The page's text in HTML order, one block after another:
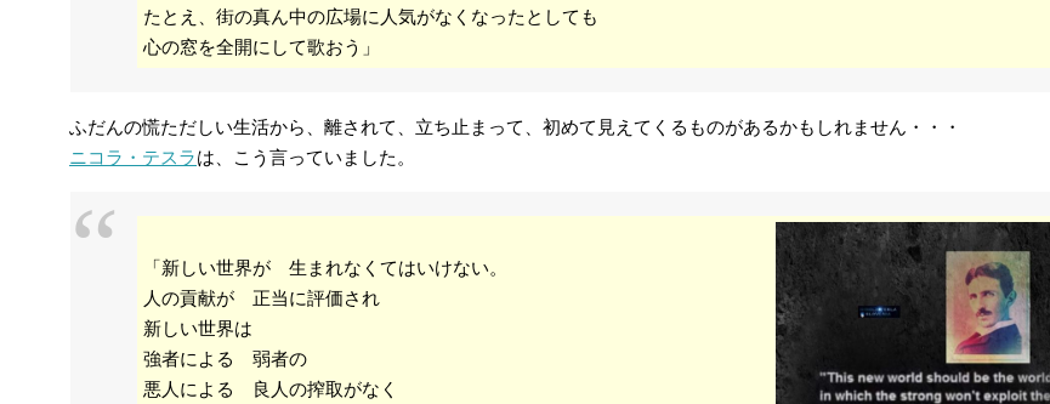
たとえ、街の真ん中の広場に人気がなくなったとしても
心の窓を全開にして歌おう」
ふだんの慌ただしい生活から、離されて、立ち止まって、初めて見えてくるものがあるかもしれません・・・
ニコラ・テスラは、こう言っていました。
「新しい世界が 生まれなくてはいけない。
人の貢献が 正当に評価され
新しい世界は
強者による 弱者の
悪人による 良人の搾取がなく